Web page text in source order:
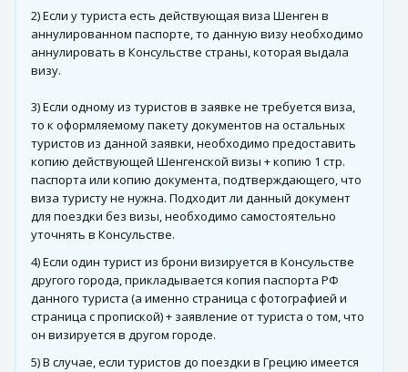
2) Если у туриста есть действующая виза Шенген в
аннулированном паспорте, то данную визу необходимо
аннулировать в Консульстве страны, которая выдала
визу.
3) Если одному из туристов в заявке не требуется виза,
то к оформляемому пакету документов на остальных
туристов из данной заявки, необходимо предоставить
копию действующей Шенгенской визы + копию 1 стр.
паспорта или копию документа, подтверждающего, что
виза туристу не нужна. Подходит ли данный документ
для поездки без визы, необходимо самостоятельно
уточнять в Консульстве.
4) Если один турист из брони визируется в Консульстве
другого города, прикладывается копия паспорта РФ
данного туриста (а именно страница с фотографией и
страница с пропиской) + заявление от туриста о том, что
он визируется в другом городе.
5) В случае, если туристов до поездки в Грецию имеется